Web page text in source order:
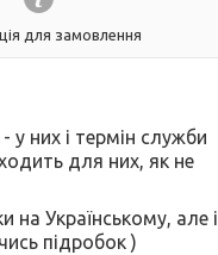
для замовлення
них і термін служби
для них, як не
на Українському, але і
підробок )